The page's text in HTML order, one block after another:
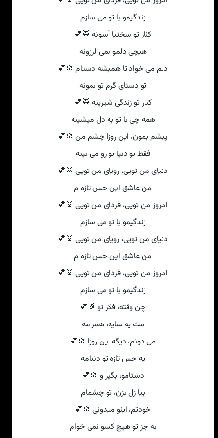
زندگیمو با تو می سازم
کنار تو سختیا آسونه 🥁💕
هیچی دلمو نمی لرزونه
دلم می خواد تا همیشه دستام 🥁💕
تو دستای گرم تو بمونه
کنار تو زندگی شیرینه 🥁💕
همه چی با تو به دل میشینه
پیشم بمون، این روزا چشم من 🥁💕
فقط تو دنیا تو رو می بینه
دنیای من تویی، رویای من تویی 🥁💕
من عاشق این حس تازه م
امروز من تویی، فردای من تویی 🥁💕
زندگیمو با تو می سازم
دنیای من تویی، رویای من تویی 🥁💕
من عاشق این حس تازه م
امروز من تویی، فردای من تویی 🥁💕
زندگیمو با تو می سازم
چن وقته، فکر تو 🥁💕
مث یه سایه، همرامه
می دونم، دیگه این روزا 🥁💕
یه حس تازه تو دنیامه
دستامو، بگیر و 🥁💕
بیا زل بزن، تو چشمام
خودتم، اینو میدونی 🥁💕
به جز تو هیچ کسو نمی خوام